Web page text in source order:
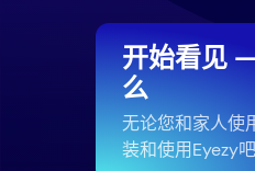
开始看见
么
无论您和家人使
装和使用Eyezy吧